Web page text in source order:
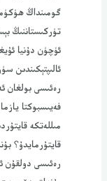
گومىنداڭ
تۈركىستاننىڭ
ئۈچۈن دۇنيا
ئالىپتېكىندىن
رەئىسى بولغان
فەيىسبوكتا
مىللەتكە
قايتۇرمايدۇ؟
رەئىسى دولقۇن